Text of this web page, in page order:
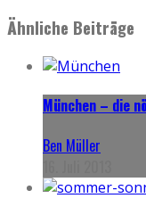
Ähnliche Beiträge
München – die
Ben Müller